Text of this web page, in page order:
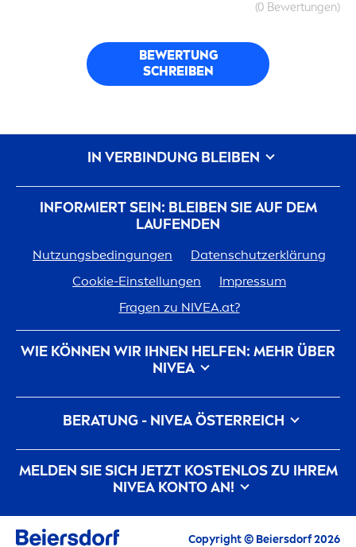
(0 Bewertungen)
BEWERTUNG
SCHREIBEN
INFORMIERT SEIN: BLEIBEN SIE AUF DEM
LAUFENDEN
Nutzungsbedingungen
Datenschutzerklärung
Cookie-Einstellungen
Impressum
Fragen zu NIVEA.at?
WIE KÖNNEN WIR IHNEN HELFEN: MEHR ÜBER
NIVEA
Marken-Geschichte FürNIVEAarbeiten
Nachhaltigkeit beiNIVEA Kontakt
BERATUNG - NIVEAÖSTERREICH
Pickel auf der Wange
Pickel am Rücken
Hyaluronsäure für die Haut
MELDEN SIE SICH JETZT KOSTENLOS ZU IHREM
NIVEAKONTO AN!
Alle aktuellen Highlights, Pflegetipps,
Inspirationen, Angebote und gratis
IN VERBINDUNG BLEIBEN
Copyright © Beiersdorf 2026